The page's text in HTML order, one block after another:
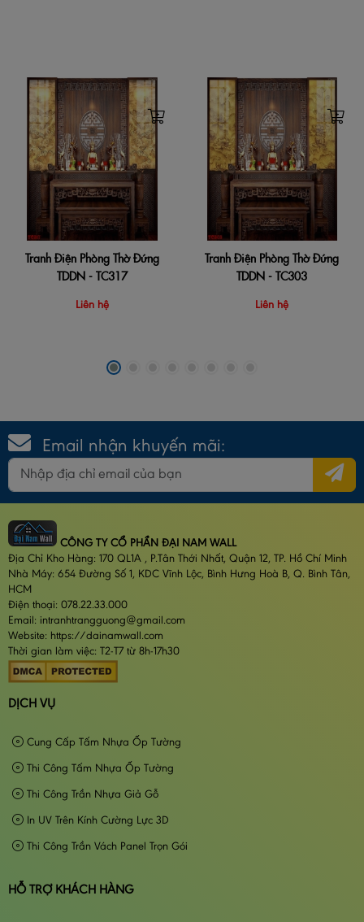
Tranh Điện Phòng Thờ Đứng
TDDN - TC317
Liên hệ
Tranh Điện Phòng Thờ Đứng
TDDN - TC303
Liên hệ
Email nhận khuyến mãi:
CÔNG TY CỔ PHẦN ĐẠI NAM WALL
Địa Chỉ Kho Hàng: 170 QL1A , P.Tân Thới Nhất, Quận 12, TP. Hồ Chí Minh
Nhà Máy: 654 Đường Số 1, KDC Vĩnh Lộc, Bình Hưng Hoà B, Q. Bình Tân,
HCM
Điện thoại: 078.22.33.000
Email: intranhtrangguong@gmail.com
Website: https://dainamwall.com
Thời gian làm việc: T2-T7 từ 8h-17h30
DỊCH VỤ
Cung Cấp Tấm Nhựa Ốp Tường
Thi Công Tấm Nhựa Ốp Tường
Thi Công Trần Nhựa Giả Gỗ
In UV Trên Kính Cường Lực 3D
Thi Công Trần Vách Panel Trọn Gói
HỖ TRỢ KHÁCH HÀNG